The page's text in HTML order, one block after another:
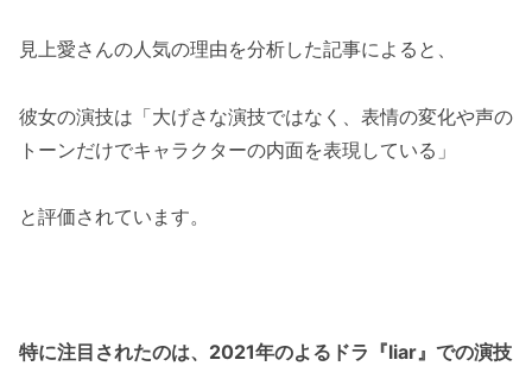
見上愛さんの人気の理由を分析した記事によると、
彼女の演技は「大げさな演技ではなく、表情の変化や声の
トーンだけでキャラクターの内面を表現している」
と評価されています。
特に注目されたのは、2021年のよるドラ『liar』での演技